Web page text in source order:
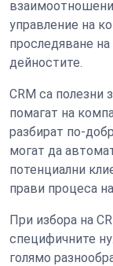
управление на
проследяване
дейностите.
CRM са полезни
помагат на
разбират по-
могат да
потенциални
прави процеса
При избора на
специфичните
голямо